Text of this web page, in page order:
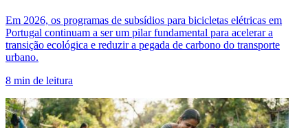
Em 2026, os programas de subsídios para bicicletas elétricas em
Portugal continuam a ser um pilar fundamental para acelerar a
transição ecológica e reduzir a pegada de carbono do transporte
urbano.
8 min de leitura